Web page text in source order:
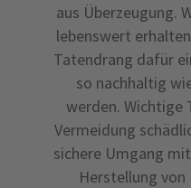
aus Überzeugung.
lebenswert
Tatendrang dafür
so nachhaltig
werden. Wichtige
Vermeidung
sichere Umgang
Herstellung